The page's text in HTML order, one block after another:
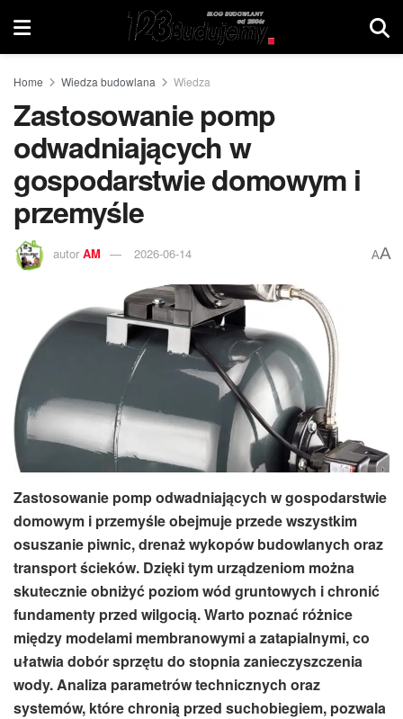
Home Wiedza budowlana Wiedza
Zastosowanie pomp
odwadniających w
gospodarstwie domowym i
przemyśle
autor AM 2026-06-14 AA
Zastosowanie pomp odwadniających w gospodarstwie
domowym i przemyśle obejmuje przede wszystkim
osuszanie piwnic, drenaż wykopów budowlanych oraz
transport ścieków. Dzięki tym urządzeniom można
skutecznie obniżyć poziom wód gruntowych i chronić
fundamenty przed wilgocią. Warto poznać różnice
między modelami membranowymi a zatapialnymi, co
ułatwia dobór sprzętu do stopnia zanieczyszczenia
wody. Analiza parametrów technicznych oraz
systemów, które chronią przed suchobiegiem, pozwala